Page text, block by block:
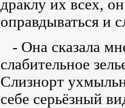
драклу их всех,
оправдываться и
- Она сказала
слабительное
Слизнорт
себе серьёзный